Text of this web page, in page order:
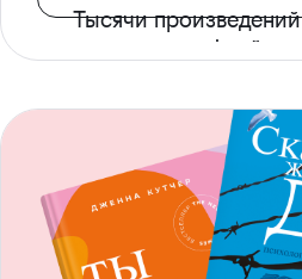
Тысячи произведений
с доступом офлайн